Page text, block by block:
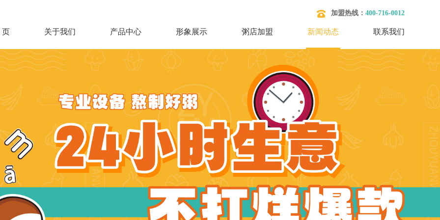
加盟热线： 400-716-0012
页 关于我们 产品中心 形象展示 粥店加盟 新闻动态 联系我们